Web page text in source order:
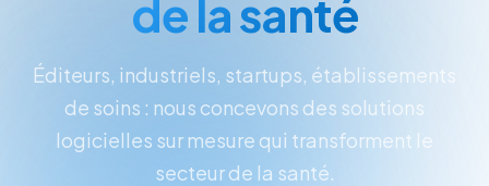
de la santé
Éditeurs, industriels, startups, établissements
de soins : nous concevons des solutions
logicielles sur mesure qui transforment le
secteur de la santé.